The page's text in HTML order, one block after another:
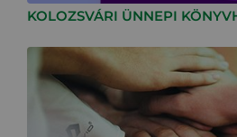
KOLOZSVÁRI ÜNNEPI